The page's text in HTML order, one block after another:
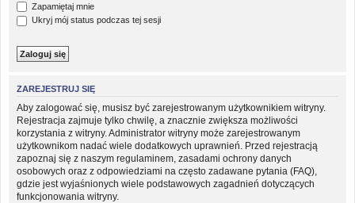
Zapamiętaj mnie
Ukryj mój status podczas tej sesji
ZAREJESTRUJ SIĘ
Aby zalogować się, musisz być zarejestrowanym użytkownikiem witryny.
Rejestracja zajmuje tylko chwilę, a znacznie zwiększa możliwości
korzystania z witryny. Administrator witryny może zarejestrowanym
użytkownikom nadać wiele dodatkowych uprawnień. Przed rejestracją
zapoznaj się z naszym regulaminem, zasadami ochrony danych
osobowych oraz z odpowiedziami na często zadawane pytania (FAQ),
gdzie jest wyjaśnionych wiele podstawowych zagadnień dotyczących
funkcjonowania witryny.